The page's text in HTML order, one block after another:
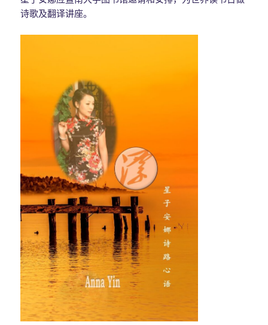
诗歌及翻译讲座。